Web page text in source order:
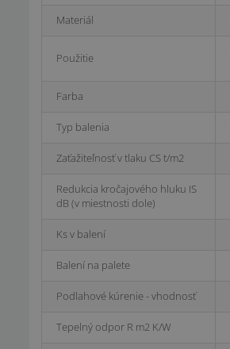
Materiál
Použitie
Farba
Typ balenia
Zaťažiteľnosť v tlaku CS t/m2
Redukcia kročajového hluku IS
dB (v miestnosti dole)
Ks v balení
Balení na palete
Podlahové kúrenie - vhodnosť
Tepelný odpor R m2 K/W